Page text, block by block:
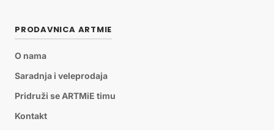
PRODAVNICA ARTMIE
O nama
Saradnja i veleprodaja
Pridruži se ARTMiE timu
Kontakt